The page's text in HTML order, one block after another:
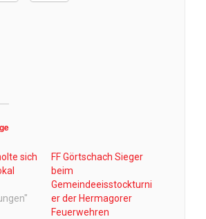
sich
FF Görtschach Sieger
beim
Gemeindeeisstockturni
er der Hermagorer
Feuerwehren